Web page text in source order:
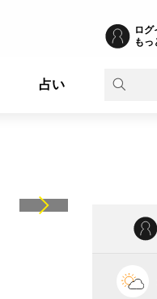
ログ
もっ
占い